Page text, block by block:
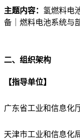
主题内容： 氢燃料电
备｜燃料电池系统与
二、组织架构
【指导单位】
广东省工业和信息化
天津市工业和信息化